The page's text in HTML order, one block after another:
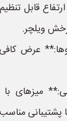
قابل
ویلچر.
عرض
میزهای با